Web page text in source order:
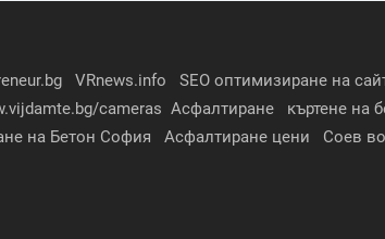
VRnews.info SEO оптимизиране на
cameras Асфалтиране къртене на
на Бетон София Асфалтиране цени Соев